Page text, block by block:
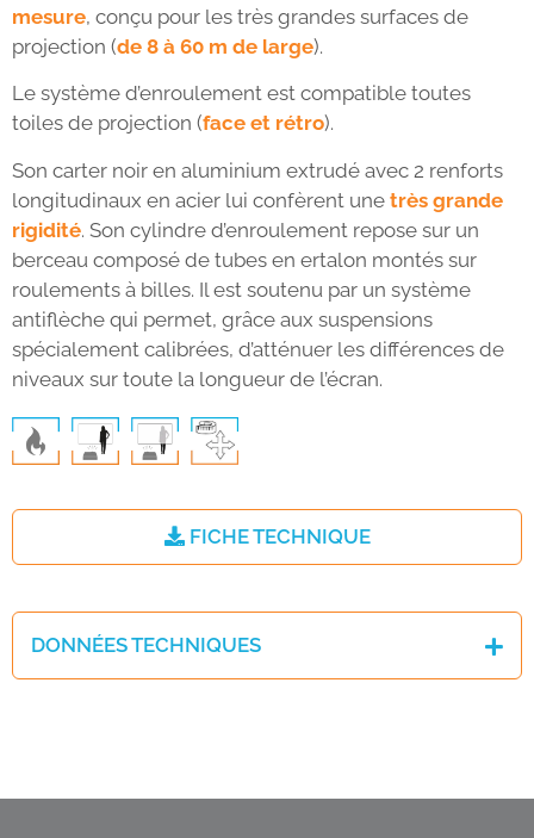
mesure, conçu pour les très grandes surfaces de
projection (de 8 à 60 m de large).
Le système d’enroulement est compatible toutes
toiles de projection (face et rétro).
Son carter noir en aluminium extrudé avec 2 renforts
longitudinaux en acier lui confèrent une très grande
rigidité. Son cylindre d’enroulement repose sur un
berceau composé de tubes en ertalon montés sur
roulements à billes. Il est soutenu par un système
antiflèche qui permet, grâce aux suspensions
spécialement calibrées, d’atténuer les différences de
niveaux sur toute la longueur de l’écran.
FICHE TECHNIQUE
DONNÉES TECHNIQUES